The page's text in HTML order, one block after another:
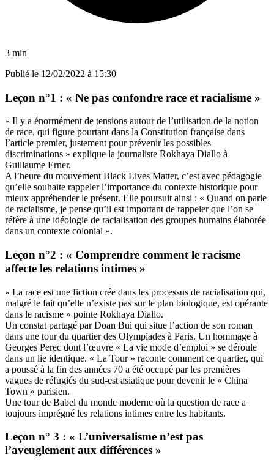
3 min
Publié le 12/02/2022 à 15:30
Leçon n°1 : « Ne pas confondre race et racialisme »
« Il y a énormément de tensions autour de l’utilisation de la notion
de race, qui figure pourtant dans la Constitution française dans
l’article premier, justement pour prévenir les possibles
discriminations » explique la journaliste Rokhaya Diallo à
Guillaume Erner.
A l’heure du mouvement Black Lives Matter, c’est avec pédagogie
qu’elle souhaite rappeler l’importance du contexte historique pour
mieux appréhender le présent. Elle poursuit ainsi : « Quand on parle
de racialisme, je pense qu’il est important de rappeler que l’on se
réfère à une idéologie de racialisation des groupes humains élaborée
dans un contexte colonial ».
Leçon n°2 : « Comprendre comment le racisme
affecte les relations intimes »
« La race est une fiction crée dans les processus de racialisation qui,
malgré le fait qu’elle n’existe pas sur le plan biologique, est opérante
dans le racisme » pointe Rokhaya Diallo.
Un constat partagé par Doan Bui qui situe l’action de son roman
dans une tour du quartier des Olympiades à Paris. Un hommage à
Georges Perec dont l’œuvre « La vie mode d’emploi » se déroule
dans un lie identique. « La Tour » raconte comment ce quartier, qui
a poussé à la fin des années 70 a été occupé par les premières
vagues de réfugiés du sud-est asiatique pour devenir le « China
Town » parisien.
Une tour de Babel du monde moderne où la question de race a
toujours imprégné les relations intimes entre les habitants.
Leçon n° 3 : « L’universalisme n’est pas
l’aveuglement aux différences »